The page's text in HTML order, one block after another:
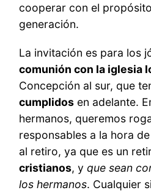
cooperar con el
generación.
La invitación es para los
comunión con la iglesia
Concepción al sur, que
cumplidos en adelante.
hermanos, queremos
responsables a la hora
al retiro, ya que es un
cristianos, yque sean
los hermanos. Cualquier